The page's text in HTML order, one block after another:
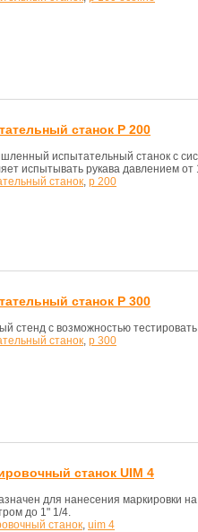
станок P 200
испытательный станок с
испытывать рукава давлением
станок, p 200
станок P 300
стенд с возможностью
станок, p 300
станок UIM 4
для нанесения маркировки
до 1" 1/4.
станок, uim 4